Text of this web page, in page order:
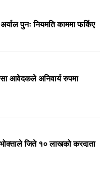
पुनः नियमति काममा फर्किए
आवेदकले अनिवार्य रुपमा
जिते १० लाखको करदाता